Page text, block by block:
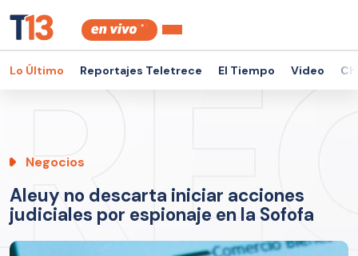
Lo Último Reportajes Teletrece El Tiempo Video
Negocios
Aleuy no descarta iniciar acciones
judiciales por espionaje en la Sofofa